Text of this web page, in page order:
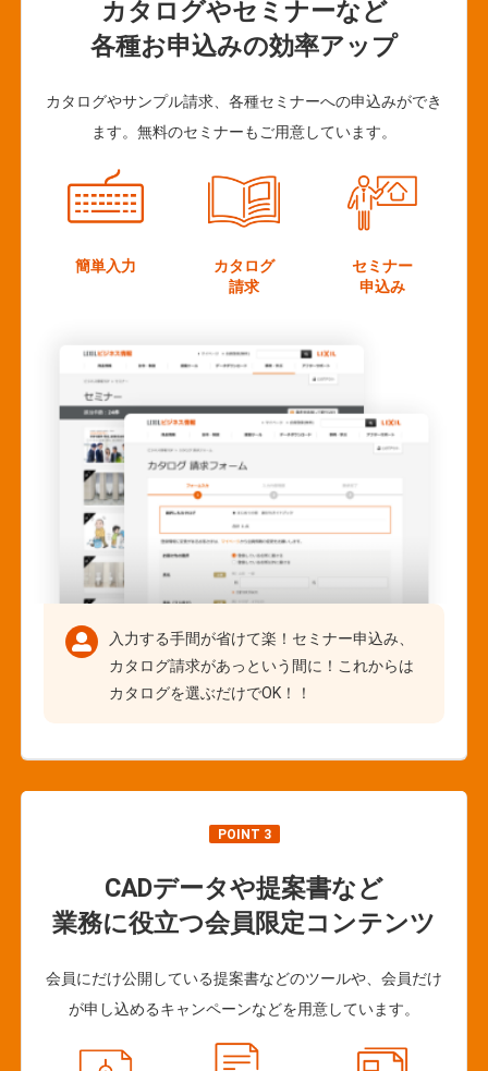
カタログやセミナーなど
各種お申込みの効率アップ
カタログやサンプル請求、各種セミナーへの申込みができ
ます。無料のセミナーもご用意しています。
簡単入力
カタログ
請求
セミナー
申込み
入力する手間が省けて楽！セミナー申込み、
カタログ請求があっという間に！これからは
カタログを選ぶだけでOK！！
POINT 3
CADデータや提案書など
業務に役立つ会員限定コンテンツ
会員にだけ公開している提案書などのツールや、会員だけ
が申し込めるキャンペーンなどを用意しています。